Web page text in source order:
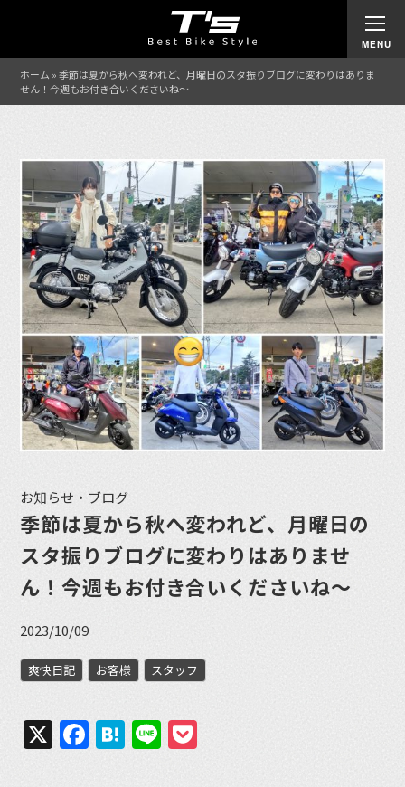
ホーム »季節は夏から秋へ変われど、月曜日のスタ振りブログに変わりはありま
せん！今週もお付き合いくださいね〜
お知らせ・ブログ
季節は夏から秋へ変われど、月曜日の
スタ振りブログに変わりはありませ
ん！今週もお付き合いくださいね〜
2023/10/09
爽快日記 お客様 スタッフ
X Facebook
Hatena
Line